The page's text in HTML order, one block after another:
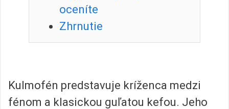
oceníte
Zhrnutie
Kulmofén predstavuje kríženca medzi
fénom a klasickou guľatou kefou. Jeho